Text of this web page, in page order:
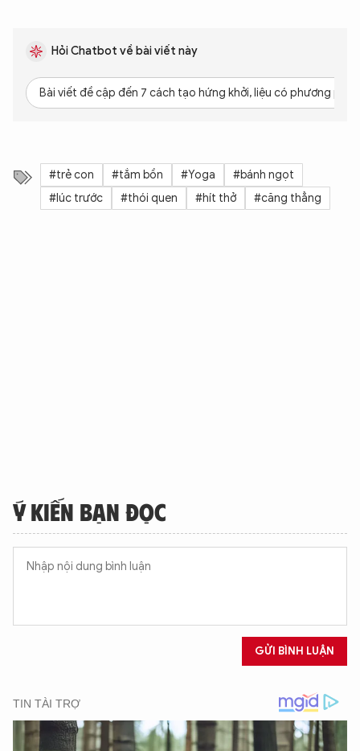
Hỏi Chatbot về bài viết này
Bài viết đề cập đến 7 cách tạo hứng khởi, liệu có phương
#trẻ con #tắm bồn #Yoga
#bánh ngọt
#lúc trước
#thói quen #hít thở #căng thẳng
Ý KIẾN BẠN ĐỌC
GỬI BÌNH LUẬN
TÔI LÀ CHATBOT CỦA
Hãy hỏi tôi bất kỳ điều gì bạn cần biết về
An Ninh Thủ Đô nhé. Tôi sẵn sàng hỗ trợ!